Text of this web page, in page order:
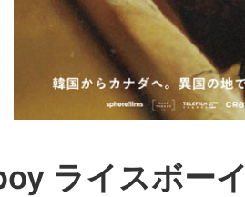
ライスボーイ